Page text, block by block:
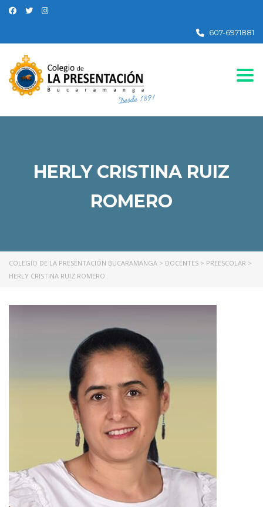
607-6971881
HERLY CRISTINA RUIZ
ROMERO
COLEGIO DE LA PRESENTACIÓN BUCARAMANGA > DOCENTES > PREESCOLAR >
HERLY CRISTINA RUIZ ROMERO